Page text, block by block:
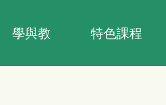
學與教 特色課程